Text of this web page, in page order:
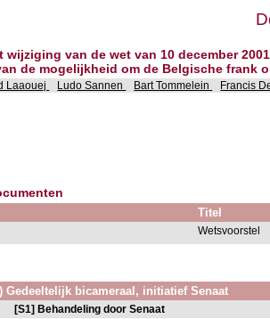
wijziging van de wet van 10 december
de mogelijkheid om de Belgische frank
Laaouej Ludo Sannen Bart Tommelein Francis
Titel
Wetsvoorstel
Gedeeltelijk bicameraal, initiatief Senaat
[S1] Behandeling door Senaat